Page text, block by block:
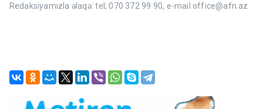
Redaksiyamızla əlaqə: tel; 070 372 99 90, e-mail office@afn.az